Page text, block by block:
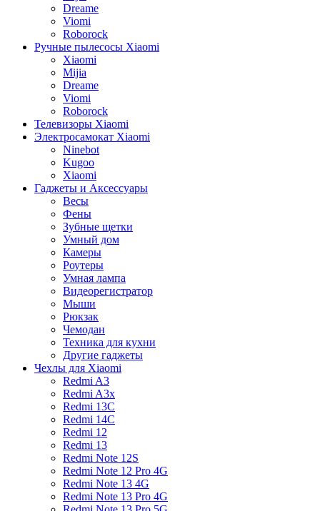
Dreame
Viomi
Roborock
Ручные пылесосы Xiaomi
Xiaomi
Mijia
Dreame
Viomi
Roborock
Телевизоры Xiaomi
Электросамокат Xiaomi
Ninebot
Kugoo
Xiaomi
Гаджеты и Аксессуары
Весы
Фены
Зубные щетки
Умный дом
Камеры
Роутеры
Умная лампа
Видеорегистратор
Мыши
Рюкзак
Чемодан
Техника для кухни
Другие гаджеты
Чехлы для Xiaomi
Redmi A3
Redmi A3x
Redmi 13C
Redmi 14C
Redmi 12
Redmi 13
Redmi Note 12S
Redmi Note 12 Pro 4G
Redmi Note 13 4G
Redmi Note 13 Pro 4G